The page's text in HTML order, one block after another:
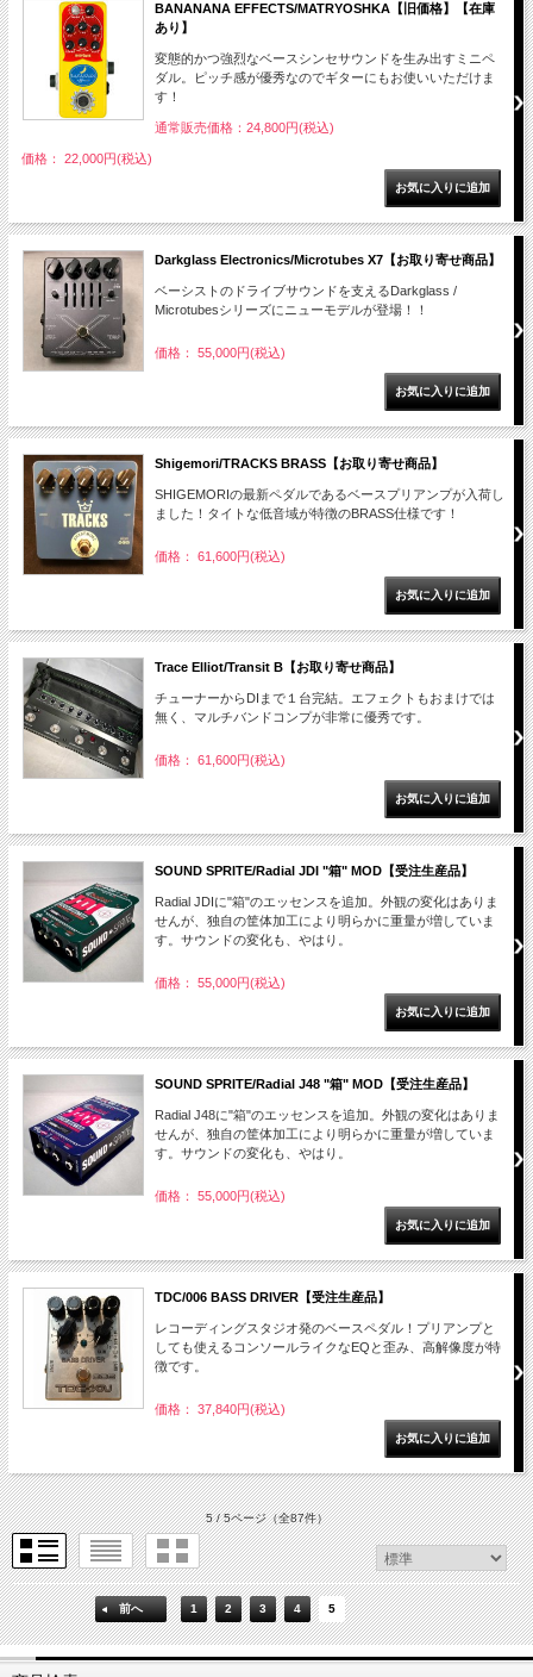
BANANANA EFFECTS/MATRYOSHKA【旧価格】【在庫
あり】
変態的かつ強烈なベースシンセサウンドを生み出すミニペ
ダル。ピッチ感が優秀なのでギターにもお使いいただけま
す！
通常販売価格：24,800円(税込)
価格： 22,000円(税込)
Darkglass Electronics/Microtubes X7【お取り寄せ商品】
ベーシストのドライブサウンドを支えるDarkglass /
Microtubesシリーズにニューモデルが登場！！
価格： 55,000円(税込)
Shigemori/TRACKS BRASS【お取り寄せ商品】
SHIGEMORIの最新ペダルであるベースプリアンプが入荷し
ました！タイトな低音域が特徴のBRASS仕様です！
価格： 61,600円(税込)
Trace Elliot/Transit B【お取り寄せ商品】
チューナーからDIまで１台完結。エフェクトもおまけでは
無く、マルチバンドコンプが非常に優秀です。
価格： 61,600円(税込)
SOUND SPRITE/Radial JDI "箱" MOD【受注生産品】
Radial JDIに"箱"のエッセンスを追加。外観の変化はありま
せんが、独自の筐体加工により明らかに重量が増していま
す。サウンドの変化も、やはり。
価格： 55,000円(税込)
SOUND SPRITE/Radial J48 "箱" MOD【受注生産品】
Radial J48に"箱"のエッセンスを追加。外観の変化はありま
せんが、独自の筐体加工により明らかに重量が増していま
す。サウンドの変化も、やはり。
価格： 55,000円(税込)
TDC/006 BASS DRIVER【受注生産品】
レコーディングスタジオ発のベースペダル！プリアンプと
しても使えるコンソールライクなEQと歪み、高解像度が特
徴です。
価格： 37,840円(税込)
5 / 5ページ（全87件）
前へ 1 2 3 4 5